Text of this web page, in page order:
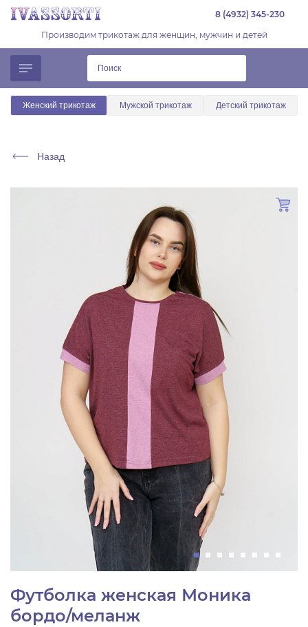
8 (4932) 345-230
Производим трикотаж для женщин, мужчин и детей
Женский трикотаж Мужской трикотаж Детский трикотаж
Назад
Футболка женская Моника
бордо/меланж